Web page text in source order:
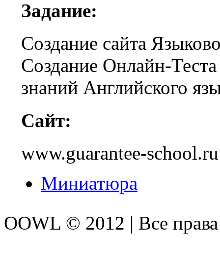
Задание:
Создание сайта
Создание Онлайн-
знаний Английского
Сайт:
www.guarantee-school.ru
Миниатюра
OOWL © 2012 | Все